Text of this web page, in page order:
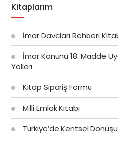
Kitaplarım
İmar Davaları Rehberi
İmar Kanunu 18. Madde
Yolları
Kitap Sipariş Formu
Milli Emlak Kitabı
Türkiye’de Kentsel